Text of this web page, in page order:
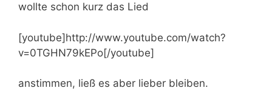
wollte schon kurz das Lied
[youtube]http://www.youtube.com/watch?
v=0TGHN79kEPo[/youtube]
anstimmen, ließ es aber lieber bleiben.